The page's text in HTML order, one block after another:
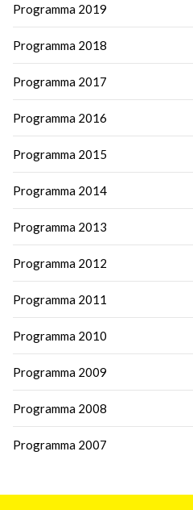
Programma 2019
Programma 2018
Programma 2017
Programma 2016
Programma 2015
Programma 2014
Programma 2013
Programma 2012
Programma 2011
Programma 2010
Programma 2009
Programma 2008
Programma 2007